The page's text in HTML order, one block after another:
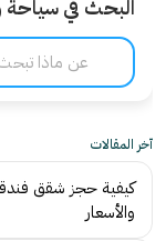
البحث في سياحة
آخر المقالات
كيفية حجز شقق
والأسعار